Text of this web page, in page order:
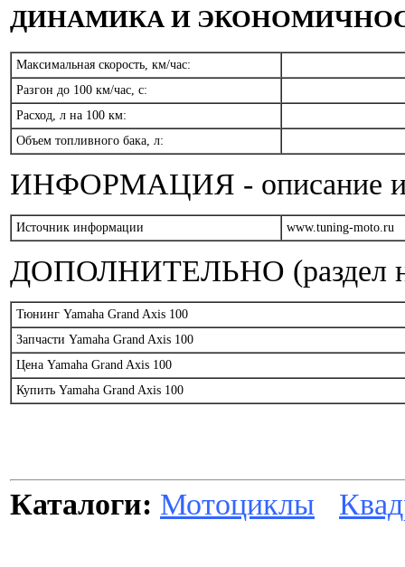
ДИНАМИКА И
Максимальная скорость, км/час:
Разгон до 100 км/час, с:
Расход, л на 100 км:
Объем топливного бака, л:
ИНФОРМАЦИЯ - описание и
Источник информации www.tuning-moto.ru
ДОПОЛНИТЕЛЬНО (раздел
Тюнинг Yamaha Grand Axis 100
Запчасти Yamaha Grand Axis 100
Цена Yamaha Grand Axis 100
Купить Yamaha Grand Axis 100
Каталоги: Мотоциклы